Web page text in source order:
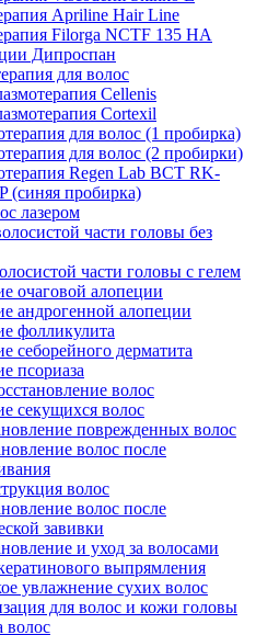
Apriline Hair Line
Filorga NCTF 135 HA
Дипроспан
для волос
Cellenis
Cortexil
для волос (1 пробирка)
для волос (2 пробирки)
Regen Lab BCT RK-
(синяя пробирка)
лазером
части головы без
части головы с гелем
очаговой алопеции
андрогенной алопеции
фолликулита
себорейного дерматита
псориаза
волос
секущихся волос
поврежденных волос
волос после
волос
волос после
завивки
и уход за волосами
выпрямления
увлажнение сухих волос
для волос и кожи головы
волос